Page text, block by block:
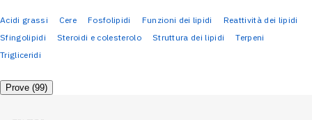
Acidi grassi Cere Fosfolipidi Funzioni dei lipidi
Reattività dei lipidi
Sfingolipidi
Steroidi e colesterolo Struttura dei lipidi
Terpeni
Trigliceridi
Prove (99)